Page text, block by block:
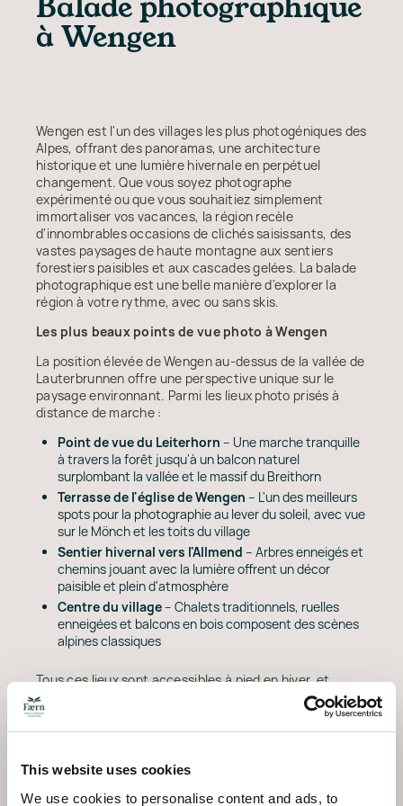
This website uses cookies
We use cookies to personalise content and ads, to
à Wengen
Wengen est l'un des villages les plus photogéniques des
Alpes, offrant des panoramas, une architecture
historique et une lumière hivernale en perpétuel
changement. Que vous soyez photographe
expérimenté ou que vous souhaitiez simplement
immortaliser vos vacances, la région recèle
d'innombrables occasions de clichés saisissants, des
vastes paysages de haute montagne aux sentiers
forestiers paisibles et aux cascades gelées. La balade
photographique est une belle manière d'explorer la
région à votre rythme, avec ou sans skis.
Les plus beaux points de vue photo à Wengen
La position élevée de Wengen au-dessus de la vallée de
Lauterbrunnen offre une perspective unique sur le
paysage environnant. Parmi les lieux photo prisés à
distance de marche :
Point de vue du Leiterhorn – Une marche tranquille
à travers la forêt jusqu'à un balcon naturel
surplombant la vallée et le massif du Breithorn
Terrasse de l'église de Wengen – L'un des meilleurs
spots pour la photographie au lever du soleil, avec vue
sur le Mönch et les toits du village
Sentier hivernal vers l'Allmend – Arbres enneigés et
chemins jouant avec la lumière offrent un décor
paisible et plein d'atmosphère
Centre du village– Chalets traditionnels, ruelles
enneigées et balcons en bois composent des scènes
alpines classiques
Tous ces lieux sont accessibles à pied en hiver, et
beaucoup se révèlent particulièrement photogéniques
au lever du soleil ou à l'heure dorée.
Pour des perspectives plus larges, empruntez la
télécabine du Männlichen
et photographiez en